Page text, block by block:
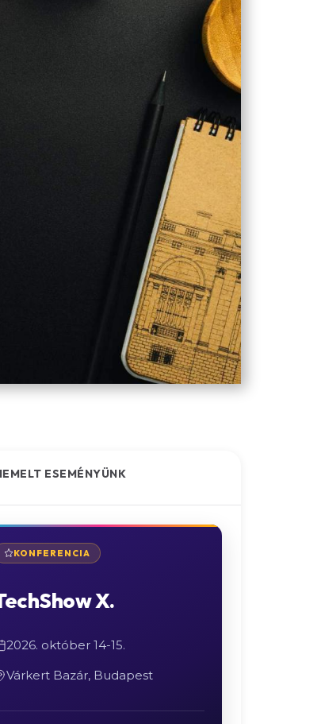
ESEMÉNYÜNK
KONFERENCIA
X.
2026. október 14-15.
Várkert Bazár, Budapest